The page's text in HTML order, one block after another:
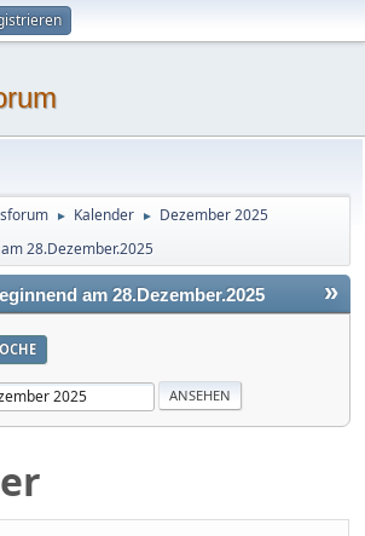
► Kalender ► Dezember 2025
28.Dezember.2025
»
am 28.Dezember.2025